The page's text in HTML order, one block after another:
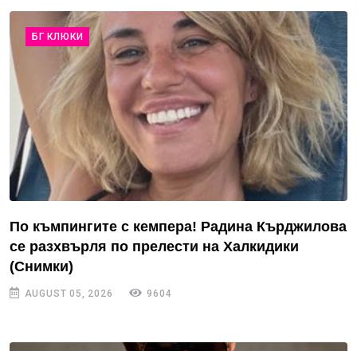
БГ КЛЮКИ
По къмпингите с кемпера! Радина Кърджилова
се разхвърля по прелести на Халкидики
(Снимки)
AUGUST 05, 2026 9604